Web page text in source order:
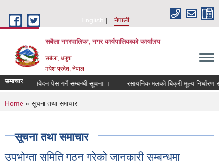
English
नेपाली
सबैला नगरपालिका, नगर कार्यपालिकाको कार्यालय
सबैला, धनुषा
मधेश प्रदेश, नेपाल
समाचार
आशयको निवेदन पेस गर्ने सम्बन्धी सूचना । रसायनिक मलको बिक्री मूल्य निर्धारण
You are here
Home » सूचना तथा समाचार
सूचना तथा समाचार
उपभाेग्ता समिति गठन गरेकाे जानकारी सम्बन्धमा